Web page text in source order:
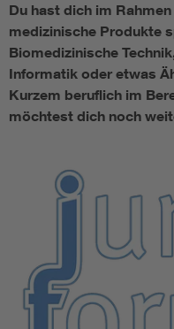
Electromobility
Energy efficiency
Functional safety
Du hast dich im
medizinische Produkte
Biomedizinische
Informatik oder etwas
Kurzem beruflich im
möchtest dich noch